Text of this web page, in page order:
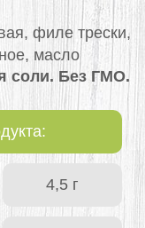
филе трески,
масло
соли. Без ГМО.
4,5 г